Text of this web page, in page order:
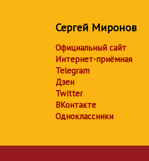
Сергей Миронов
Официальный сайт
Интернет-приёмная
Telegram
Дзен
Twitter
ВКонтакте
Одноклассники